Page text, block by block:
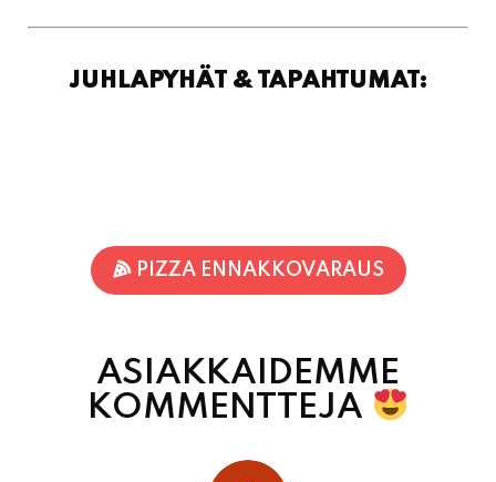
JUHLAPYHÄT & TAPAHTUMAT:
PIZZA ENNAKKOVARAUS
ASIAKKAIDEMME
KOMMENTTEJA